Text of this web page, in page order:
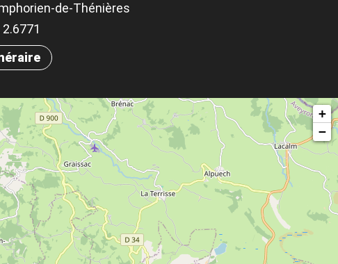
de-Thénières
+
−